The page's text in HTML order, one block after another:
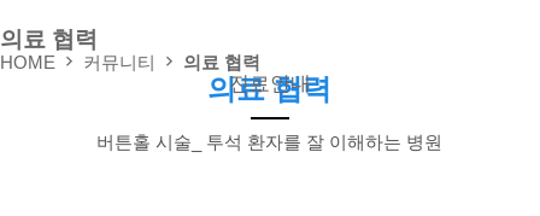
● 외래
● 신장실
진료안내
의료 협력
HOME 커뮤니티 의료 협력
의료 협력
버튼홀 시술_ 투석 환자를 잘 이해하는 병원